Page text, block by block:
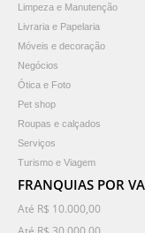
Limpeza e Manutenção
Livraria e Papelaria
Móveis e decoração
Negócios
Ótica e Foto
Pet shop
Roupas e calçados
Serviços
Turismo e Viagem
FRANQUIAS POR
Até R$ 10.000,00